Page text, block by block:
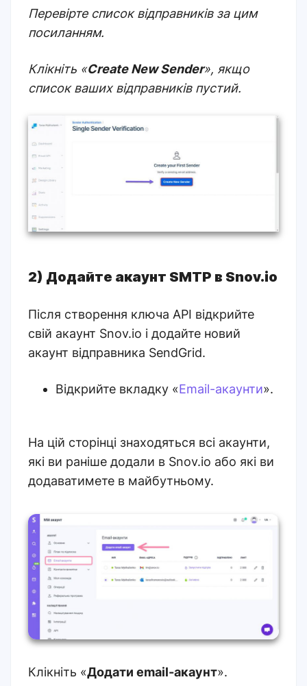
Перевірте список відправників за цим
посиланням.
Клікніть «Create New Sender», якщо
список ваших відправників пустий.
2) Додайте акаунт SMTP в Snov.io
Після створення ключа API відкрийте
свій акаунт Snov.io і додайте новий
акаунт відправника SendGrid.
Відкрийте вкладку «Email-акаунти».
На цій сторінці знаходяться всі акаунти,
які ви раніше додали в Snov.io або які ви
додаватимете в майбутньому.
Клікніть «Додати email-акаунт».